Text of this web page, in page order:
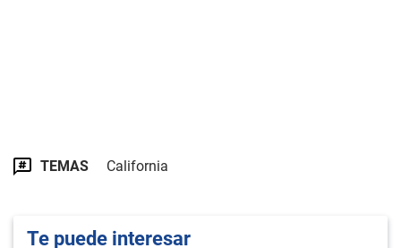
TEMAS California
Te puede interesar